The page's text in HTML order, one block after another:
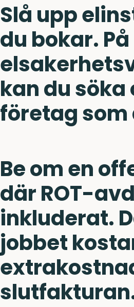
Slå upp
du bokar. På
kan du söka
företag
Be om en
där ROT-
inkluderat.
jobbet